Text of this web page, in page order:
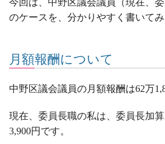
今回は、中野区議会議員（現在、
のケースを、分かりやすく書いてみ
月額報酬について
中野区議会議員の月額報酬は62万
現在、委員長職の私は、委員長加
3,900円です。